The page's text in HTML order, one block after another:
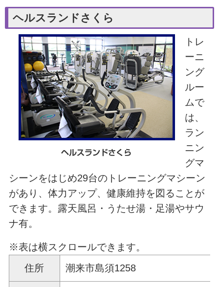
ヘルスランドさくら
トレ
ーニ
ング
ルー
ムで
は、
ラン
ニン
グマ
シーンをはじめ29台のトレーニングマシーン
があり、体力アップ、健康維持を図ることが
できます。露天風呂・うたせ湯・足湯やサウ
ナ有。
※表は横スクロールできます。
住所
潮来市島須1258